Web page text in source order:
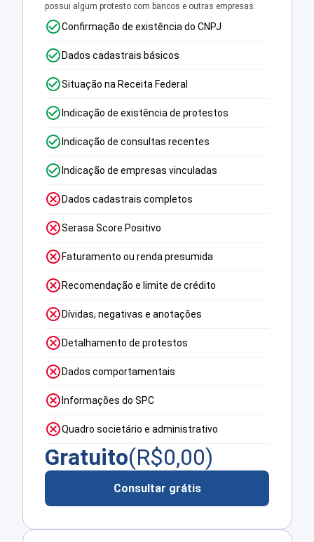
possui algum protesto com bancos e outras empresas.
Confirmação de existência do CNPJ
Dados cadastrais básicos
Situação na Receita Federal
Indicação de existência de protestos
Indicação de consultas recentes
Indicação de empresas vinculadas
Dados cadastrais completos
Serasa Score Positivo
Faturamento ou renda presumida
Recomendação e limite de crédito
Dívidas, negativas e anotações
Detalhamento de protestos
Dados comportamentais
Informações do SPC
Quadro societário e administrativo
Gratuito(R$0,00)
Consultar grátis